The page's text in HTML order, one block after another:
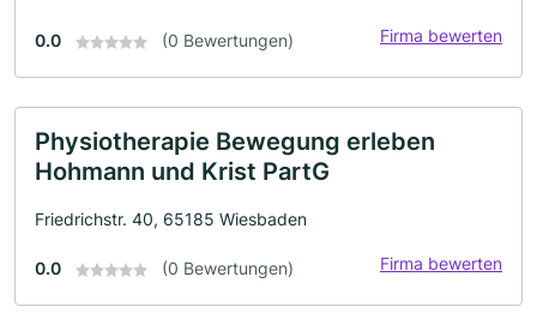
0.0 (0 Bewertungen) Firma bewerten
Physiotherapie Bewegung erleben
Hohmann und Krist PartG
Friedrichstr. 40, 65185 Wiesbaden
0.0 (0 Bewertungen) Firma bewerten